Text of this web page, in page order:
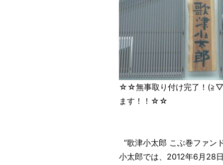
☆☆無事取り付け完了！
ます！！☆☆
”歌津小太郎 こぶ巻ファン
小太郎では、2012年6月28